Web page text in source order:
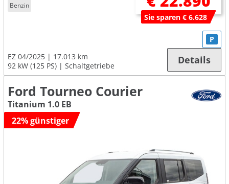
Benzin
Sie sparen € 6.628
EZ 04/2025
17.013 km
92 kW (125 PS)
Schaltgetriebe
P
Details
Ford Tourneo Courier
Titanium 1.0 EB
22% günstiger